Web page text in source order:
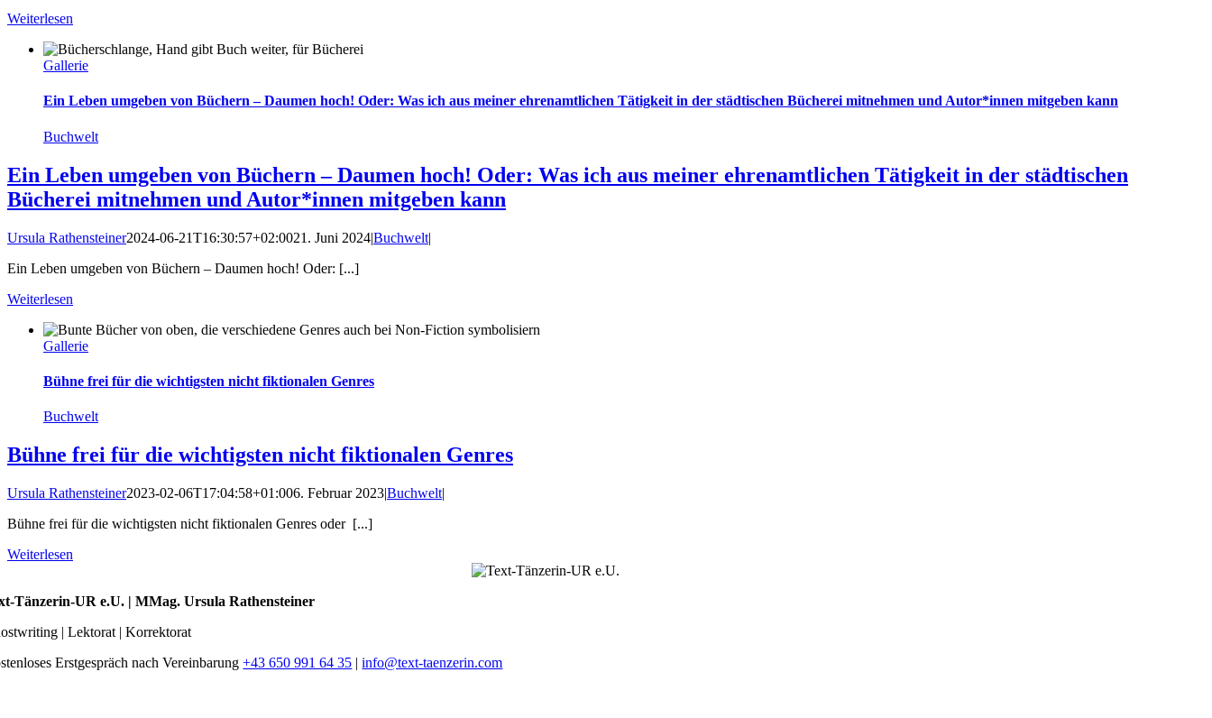
Weiterlesen
Gallerie
Ein Leben umgeben von Büchern – Daumen hoch! Oder: Was ich aus meiner ehrenamtlichen Tätigkeit in der städtischen Bücherei mitnehmen und Autor*innen mitgeben kann
Buchwelt
Ein Leben umgeben von Büchern – Daumen hoch! Oder: Was ich aus meiner ehrenamtlichen Tätigkeit in der städtischen
Bücherei mitnehmen und Autor*innen mitgeben kann
Ursula Rathensteiner2024-06-21T16:30:57+02:0021. Juni 2024|Buchwelt|
Ein Leben umgeben von Büchern – Daumen hoch! Oder: [...]
Weiterlesen
Gallerie
Bühne frei für die wichtigsten nicht fiktionalen Genres
Buchwelt
Bühne frei für die wichtigsten nicht fiktionalen Genres
Ursula Rathensteiner2023-02-06T17:04:58+01:006. Februar 2023|Buchwelt|
Bühne frei für die wichtigsten nicht fiktionalen Genres oder [...]
Weiterlesen
Tänzerin-UR e.U. | MMag. Ursula Rathensteiner
| Lektorat | Korrektorat
Erstgespräch nach Vereinbarung+43 650 991 64 35 |info@text-taenzerin.com